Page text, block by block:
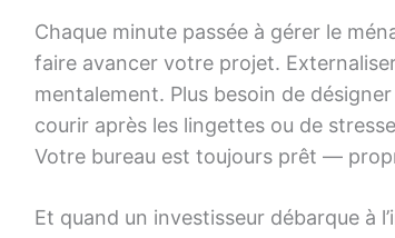
Chaque minute passée à gérer le
faire avancer votre projet.
mentalement. Plus besoin de
courir après les lingettes ou de
Votre bureau est toujours prêt —
Et quand un investisseur débarque à